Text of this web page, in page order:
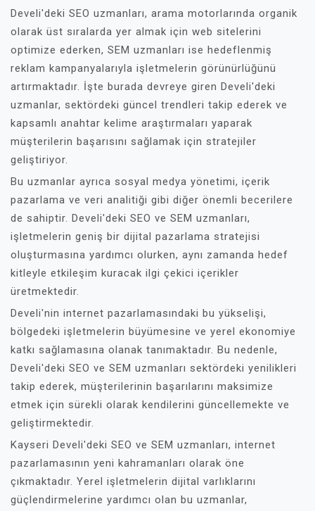
Develi'deki SEO uzmanları, arama motorlarında organik
olarak üst sıralarda yer almak için web sitelerini
optimize ederken, SEM uzmanları ise hedeflenmiş
reklam kampanyalarıyla işletmelerin görünürlüğünü
artırmaktadır. İşte burada devreye giren Develi'deki
uzmanlar, sektördeki güncel trendleri takip ederek ve
kapsamlı anahtar kelime araştırmaları yaparak
müşterilerin başarısını sağlamak için stratejiler
geliştiriyor.
Bu uzmanlar ayrıca sosyal medya yönetimi, içerik
pazarlama ve veri analitiği gibi diğer önemli becerilere
de sahiptir. Develi'deki SEO ve SEM uzmanları,
işletmelerin geniş bir dijital pazarlama stratejisi
oluşturmasına yardımcı olurken, aynı zamanda hedef
kitleyle etkileşim kuracak ilgi çekici içerikler
üretmektedir.
Develi'nin internet pazarlamasındaki bu yükselişi,
bölgedeki işletmelerin büyümesine ve yerel ekonomiye
katkı sağlamasına olanak tanımaktadır. Bu nedenle,
Develi'deki SEO ve SEM uzmanları sektördeki yenilikleri
takip ederek, müşterilerinin başarılarını maksimize
etmek için sürekli olarak kendilerini güncellemekte ve
geliştirmektedir.
Kayseri Develi'deki SEO ve SEM uzmanları, internet
pazarlamasının yeni kahramanları olarak öne
çıkmaktadır. Yerel işletmelerin dijital varlıklarını
güçlendirmelerine yardımcı olan bu uzmanlar,